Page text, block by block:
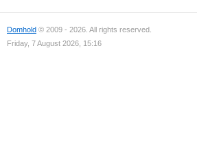
Domhold © 2009 - 2026. All rights reserved.
Friday, 7 August 2026, 15:16